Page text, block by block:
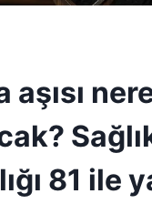
aşısı
81 ile